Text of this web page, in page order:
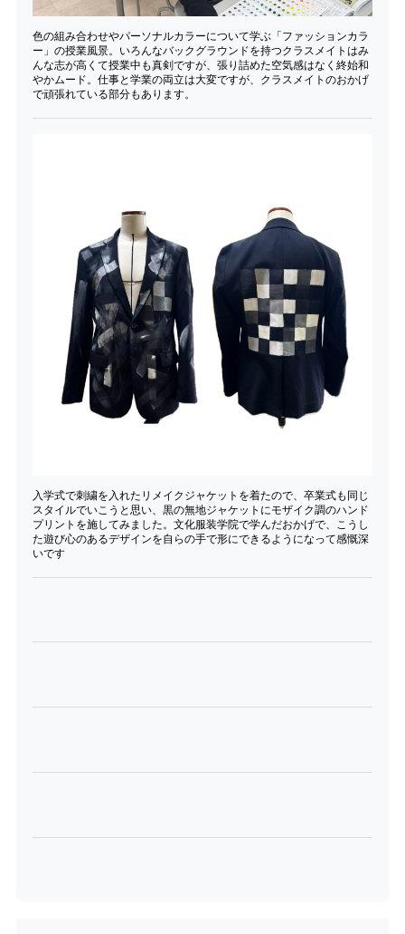
色の組み合わせやパーソナルカラーについて学ぶ「ファッションカラ
ー」の授業風景。いろんなバックグラウンドを持つクラスメイトはみ
んな志が高くて授業中も真剣ですが、張り詰めた空気感はなく終始和
やかムード。仕事と学業の両立は大変ですが、クラスメイトのおかげ
で頑張れている部分もあります。
入学式で刺繍を入れたリメイクジャケットを着たので、卒業式も同じ
スタイルでいこうと思い、黒の無地ジャケットにモザイク調のハンド
プリントを施してみました。文化服装学院で学んだおかげで、こうし
た遊び心のあるデザインを自らの手で形にできるようになって感慨深
いです